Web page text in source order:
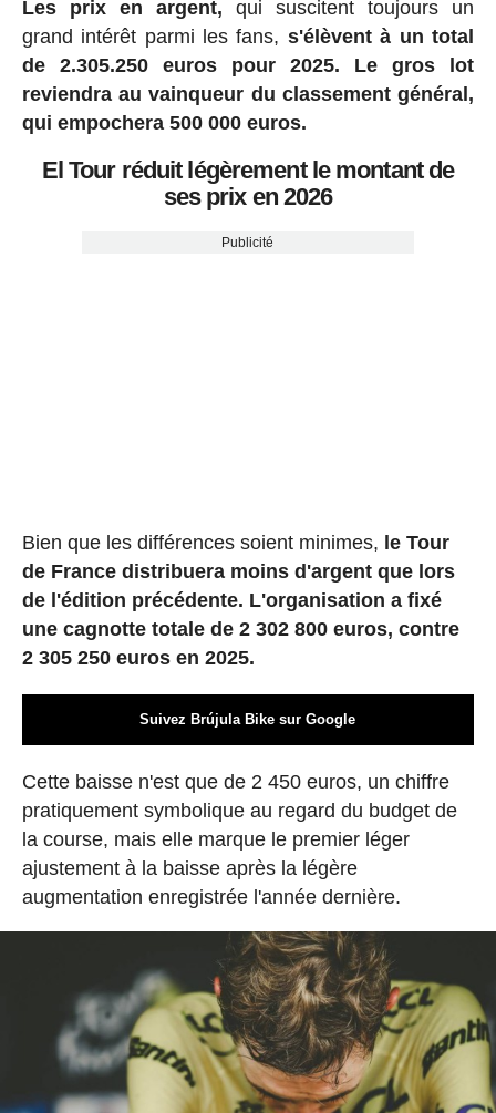
Les prix en argent, qui suscitent toujours un
grand intérêt parmi les fans, s'élèvent à un total
de 2.305.250 euros pour 2025.
Le gros lot
reviendra au vainqueur du classement général,
qui empochera 500 000 euros.
El Tour réduit légèrement le montant de
ses prix en 2026
Publicité
Bien que les différences soient minimes, le Tour
de France distribuera moins d'argent que lors
de l'édition précédente. L'organisation a fixé
une cagnotte totale de 2 302 800 euros, contre
2 305 250 euros en 2025.
Suivez Brújula Bike sur Google
Cette baisse n'est que de 2 450 euros, un chiffre
pratiquement symbolique au regard du budget de
la course, mais elle marque le premier léger
ajustement à la baisse après la légère
augmentation enregistrée l'année dernière.